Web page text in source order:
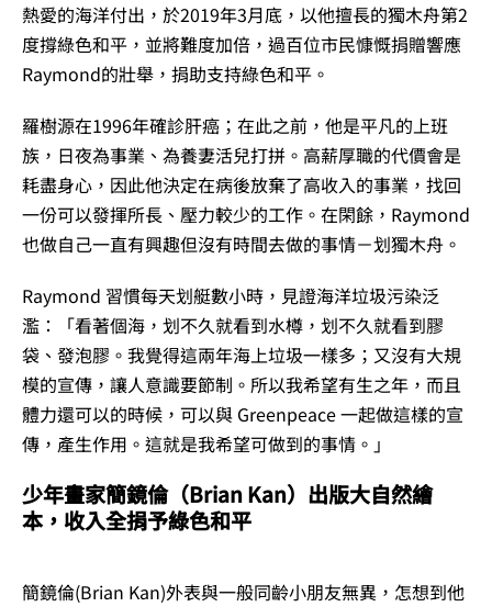
熱愛的海洋付出，於2019年3月底，以他擅長的獨木舟第2
度撐綠色和平，並將難度加倍，過百位市民慷慨捐贈響應
Raymond的壯舉，捐助支持綠色和平。
羅樹源在1996年確診肝癌；在此之前，他是平凡的上班
族，日夜為事業、為養妻活兒打拼。高薪厚職的代價會是
耗盡身心，因此他決定在病後放棄了高收入的事業，找回
一份可以發揮所長、壓力較少的工作。在閑餘，Raymond
也做自己一直有興趣但沒有時間去做的事情－划獨木舟。
Raymond 習慣每天划艇數小時，見證海洋垃圾污染泛
濫：「看著個海，划不久就看到水樽，划不久就看到膠
袋、發泡膠。我覺得這兩年海上垃圾一樣多；又沒有大規
模的宣傳，讓人意識要節制。所以我希望有生之年，而且
體力還可以的時候，可以與 Greenpeace 一起做這樣的宣
傳，產生作用。這就是我希望可做到的事情。」
少年畫家簡鏡倫（Brian Kan）出版大自然繪
本，收入全捐予綠色和平
簡鏡倫(Brian Kan)外表與一般同齡小朋友無異，怎想到他